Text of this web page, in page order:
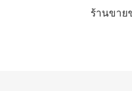
ร้านขาย